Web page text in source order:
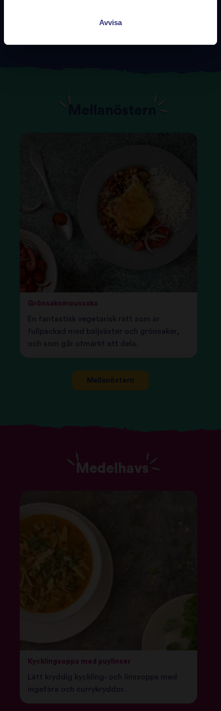
Avvisa
Brittisk
Grönsaksmoussaka
En fantastisk vegetarisk rätt som är
fullpackad med baljväxter och grönsaker,
och som går utmärkt att dela.
Mellanöstern
Medelhavs
Kycklingsoppa med puylinser
Lätt kryddig kyckling- och linssoppa med
ingefära och currykryddor.